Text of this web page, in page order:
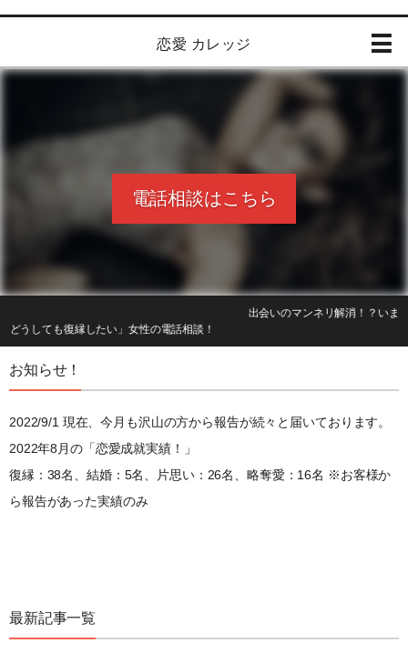
恋愛 カレッジ
電話相談はこちら
出会いのマンネリ解消！？いま話題の合コンセッティングアプリで合コン相手を
探す
お知らせ！
2022/9/1 現在、今月も沢山の方から報告が続々と届いております。
2022年8月の「恋愛成就実績！」
復縁：38名、結婚：5名、片思い：26名、略奪愛：16名 ※お客様か
ら報告があった実績のみ
最新記事一覧